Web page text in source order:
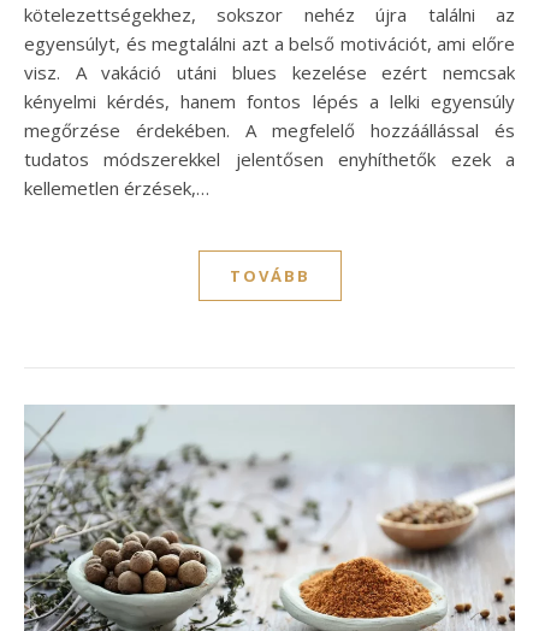
kötelezettségekhez, sokszor nehéz újra találni az
egyensúlyt, és megtalálni azt a belső motivációt, ami előre
visz. A vakáció utáni blues kezelése ezért nemcsak
kényelmi kérdés, hanem fontos lépés a lelki egyensúly
megőrzése érdekében. A megfelelő hozzáállással és
tudatos módszerekkel jelentősen enyhíthetők ezek a
kellemetlen érzések,…
TOVÁBB